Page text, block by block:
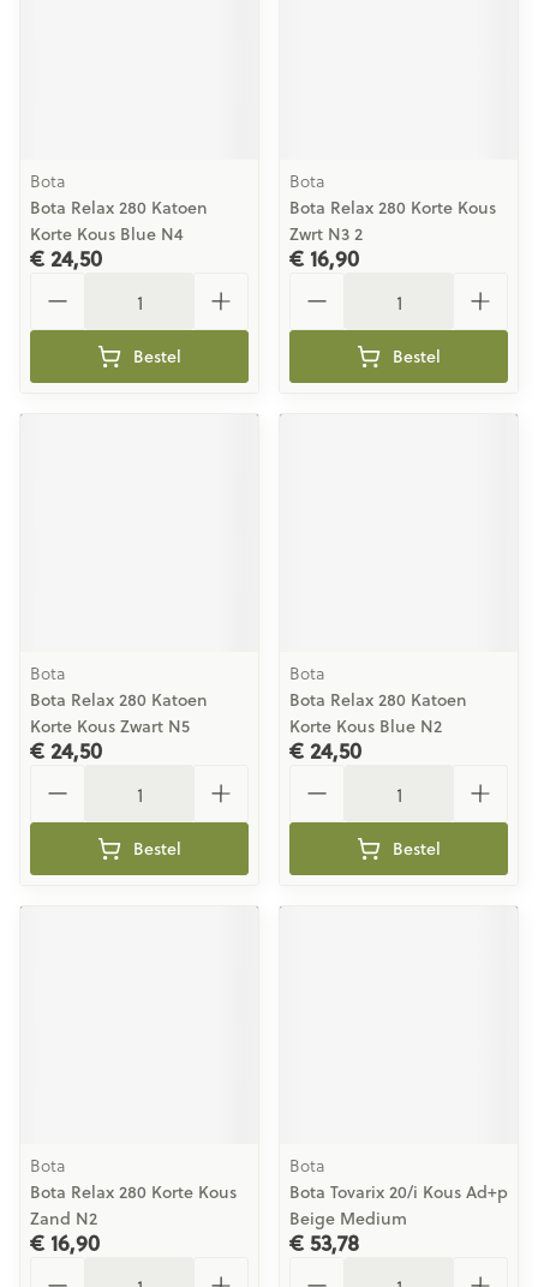
Bota
Bota Relax 280 Katoen
Korte Kous Blue N4
€ 24,50
Bestel
Bota
Bota Relax 280 Korte Kous
Zwrt N3 2
€ 16,90
Bestel
Bota
Bota Relax 280 Katoen
Korte Kous Zwart N5
€ 24,50
Bestel
Bota
Bota Relax 280 Katoen
Korte Kous Blue N2
€ 24,50
Bestel
Bota
Bota Relax 280 Korte Kous
Zand N2
€ 16,90
Bota
Bota Tovarix 20/i Kous Ad+p
Beige Medium
€ 53,78